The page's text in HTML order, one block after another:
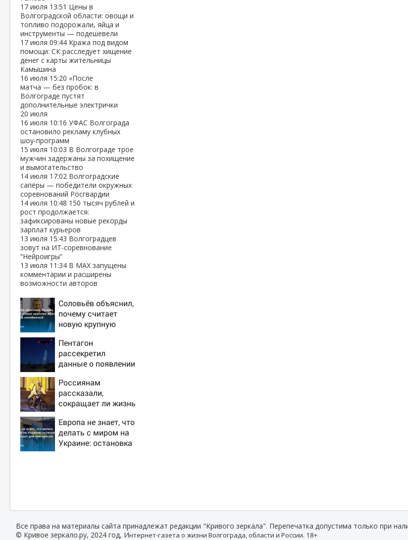
17 июля 13:51 Цены в
Волгоградской области: овощи и
топливо подорожали, яйца и
инструменты — подешевели
17 июля 09:44 Кража под видом
помощи: СК расследует хищение
денег с карты жительницы
Камышина
16 июля 15:20 «После
матча — без пробок: в
Волгограде пустят
дополнительные электрички
20 июля
16 июля 10:16 УФАС Волгограда
остановило рекламу клубных
шоу‑программ
15 июля 10:03 В Волгограде трое
мужчин задержаны за похищение
и вымогательство
14 июля 17:02 Волгоградские
сапёры — победители окружных
соревнований Росгвардии
14 июля 10:48 150 тысяч рублей и
рост продолжается:
зафиксированы новые рекорды
зарплат курьеров
13 июля 15:43 Волгоградцев
зовут на ИТ‑соревнование
“Нейроигры”
13 июля 11:34 В МАХ запущены
комментарии и расширены
возможности авторов
Соловьёв объяснил,
почему считает
новую крупную
неизбежной
Пентагон
рассекретил
данные о появлении
Востоке
Россиянам
рассказали,
сокращает ли жизнь
Европа не знает, что
делать с миром на
Украине: остановка
Все права на материалы сайта принадлежат редакции "Кривого зеркала". Перепечатка допустима только при
© Кривое зеркало.ру, 2024 год, Интернет-газета о жизни Волгограда, области и России. 18+